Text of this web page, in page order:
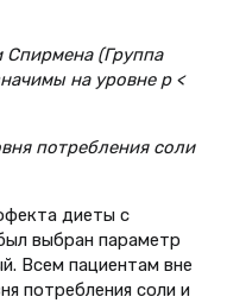
Спирмена (Группа
на уровне p <
потребления соли
диеты с
выбран параметр
Всем пациентам вне
потребления соли и